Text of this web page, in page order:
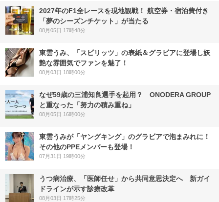
2027年のF1全レースを現地観戦！ 航空券・宿泊費付き
「夢のシーズンチケット」が当たる
08月05日 17時48分
東雲うみ、「スピリッツ」の表紙＆グラビアに登場し妖
艶な雰囲気でファンを魅了！
08月03日 18時00分
なぜ59歳の三浦知良選手を起用？ ONODERA GROUP
と重なった「努力の積み重ね」
08月05日 16時00分
東雲うみが「ヤングキング」のグラビアで泡まみれに！
その他のPPEメンバーも登場！
07月31日 19時00分
うつ病治療、「医師任せ」から共同意思決定へ 新ガイ
ドラインが示す診療改革
08月03日 17時25分